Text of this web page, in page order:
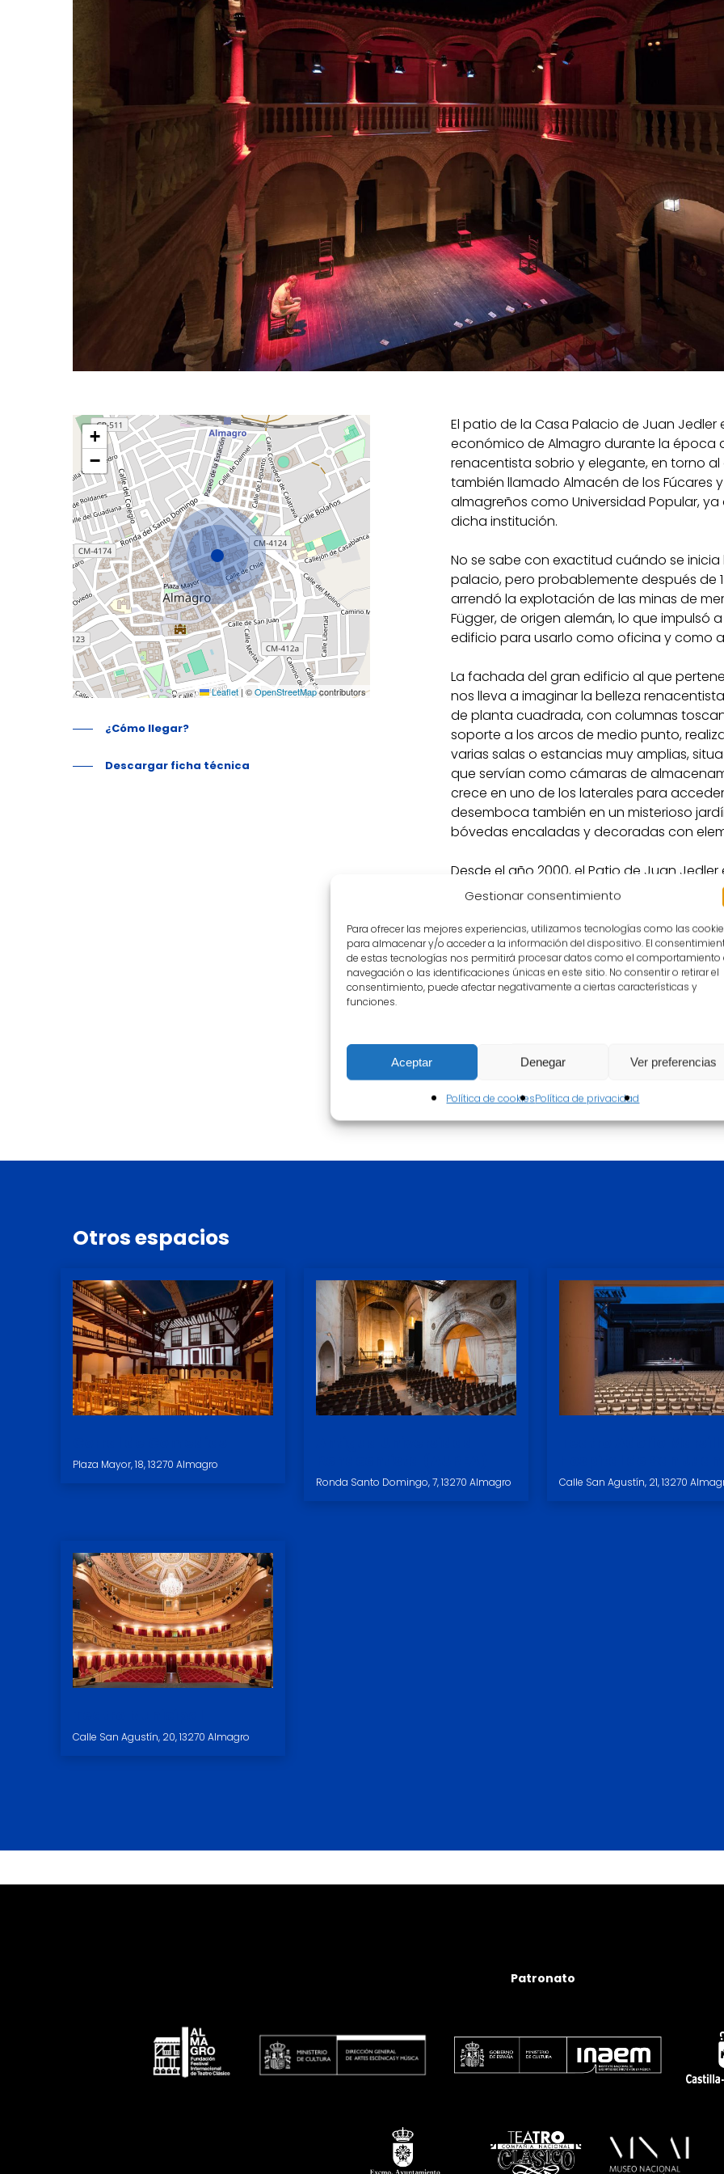
Gestionar consentimiento
Para ofrecer las mejores experiencias, utilizamos tecnologías como las
para almacenar y/o acceder a la información del dispositivo. El
de estas tecnologías nos permitirá procesar datos como el comportamiento
navegación o las identificaciones únicas en este sitio. No consentir o retirar el
consentimiento, puede afectar negativamente a ciertas características y
funciones.
Aceptar Denegar Ver preferencias
Política de cookiesPolítica de privacidad
Hit enter to search or ESC to close
+
−
Leaflet | ©OpenStreetMapcontributors
¿Cómo llegar?
Descargar ficha técnica
El patio de la Casa Palacio de Juan
económico de Almagro durante la época
renacentista sobrio y elegante, en torno
también llamado Almacén de los
almagreños como Universidad Popular,
dicha institución.
No se sabe con exactitud cuándo se
palacio, pero probablemente después de
arrendó la explotación de las minas de
Függer, de origen alemán, lo que impulsó
edificio para usarlo como oficina y como
La fachada del gran edificio al que
nos lleva a imaginar la belleza
de planta cuadrada, con columnas
soporte a los arcos de medio punto,
varias salas o estancias muy amplias,
que servían como cámaras de
crece en uno de los laterales para
desemboca también en un misterioso
bóvedas encaladas y decoradas con
Desde el año 2000, el Patio de Juan
representaciones del Festival, un
propuestas de pequeño formato, con un
disposición preparada para albergar a
Nacional de Teatro Clásico y otras
Costa de Marfil han pasado por este
posible bajo las estrellas de Almagro y,
Otrosespacios
Plaza Mayor, 18, 13270 Almagro
Ronda Santo Domingo, 7, 13270 Almagro Calle San Agustín, 21, 13270
Calle San Agustín, 20, 13270 Almagro
Patronato